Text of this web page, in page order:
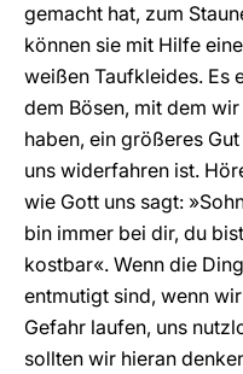
gemacht hat, zum
können sie mit Hilfe
weißen Taufkleides. Es
dem Bösen, mit dem
haben, ein größeres
uns widerfahren ist.
wie Gott uns sagt:
bin immer bei dir, du
kostbar«. Wenn die
entmutigt sind, wenn
Gefahr laufen, uns
sollten wir hieran